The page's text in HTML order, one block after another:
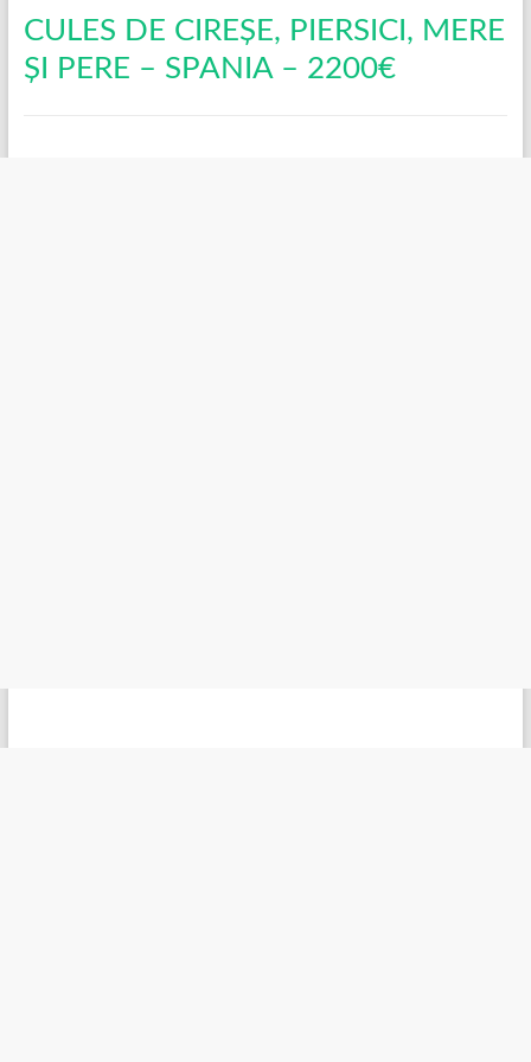
CULES DE CIREȘE, PIERSICI, MERE
ȘI PERE – SPANIA – 2200€